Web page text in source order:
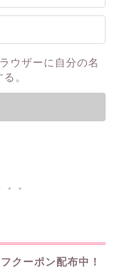
ウザーに自分の名
。
クーポン配布中！